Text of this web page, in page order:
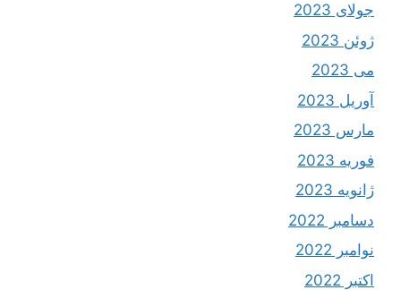
جولای 2023
ژوئن 2023
می 2023
آوریل 2023
مارس 2023
فوریه 2023
ژانویه 2023
دسامبر 2022
نوامبر 2022
اکتبر 2022